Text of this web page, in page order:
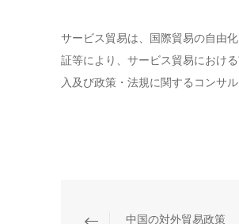
サービス貿易は、国際貿易の自由
証等により、サービス貿易におけ
入及び政策・法規に関するコンサ
中国の対外貿易政策